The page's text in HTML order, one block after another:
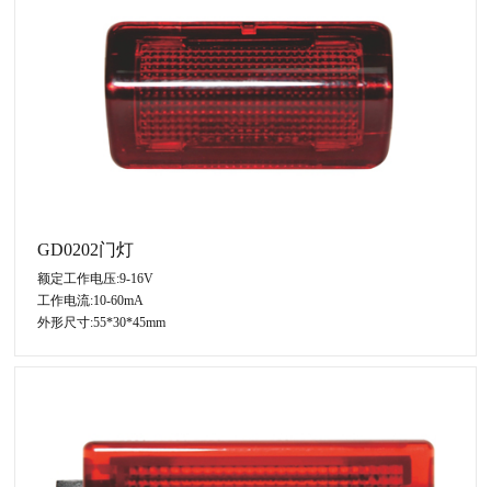
GD0202门灯
额定工作电压:9-16V
工作电流:10-60mA
外形尺寸:55*30*45mm